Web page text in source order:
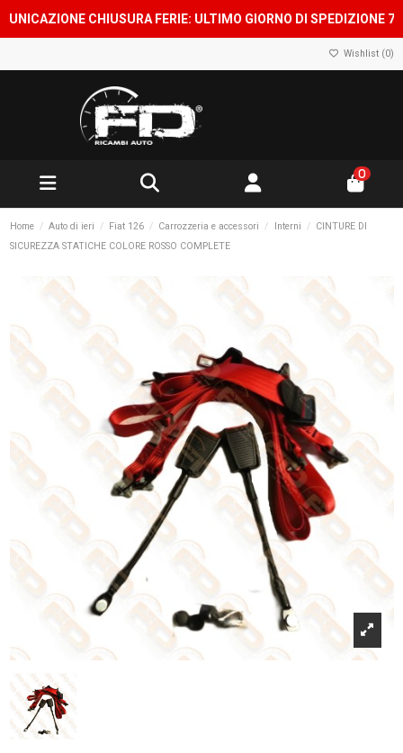
CHIUSURA FERIE: ULTIMO GIORNO DI SPEDIZIONE 7
Wishlist (0)
0
Home Auto di ieri Fiat 126 Carrozzeria e accessori Interni
CINTURE DI
SICUREZZA STATICHE COLORE ROSSO COMPLETE